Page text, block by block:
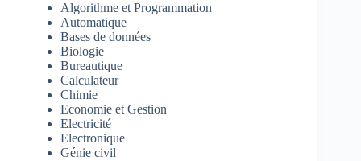
Algorithme et Programmation
Automatique
Bases de données
Biologie
Bureautique
Calculateur
Chimie
Economie et Gestion
Electricité
Electronique
Génie civil